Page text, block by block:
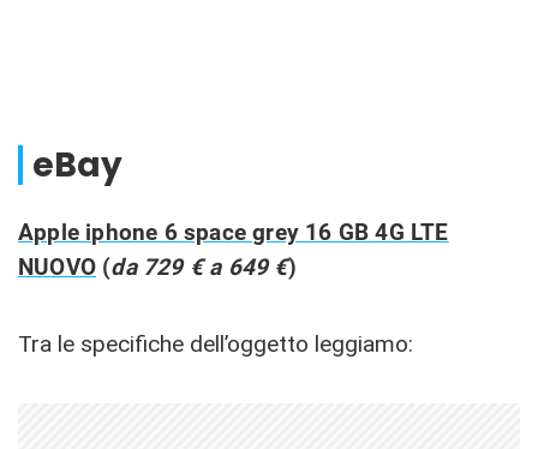
eBay
Apple iphone 6 space grey 16 GB 4G LTE
NUOVO (da 729 € a 649 €)
Tra le specifiche dell’oggetto leggiamo: